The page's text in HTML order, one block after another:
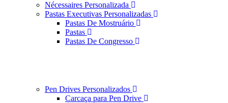
Nécessaires Personalizada
Pastas Executivas Personalizadas
Pastas De Mostruário
Pastas
Pastas De Congresso
Pen Drives Personalizados
Carcaça para Pen Drive